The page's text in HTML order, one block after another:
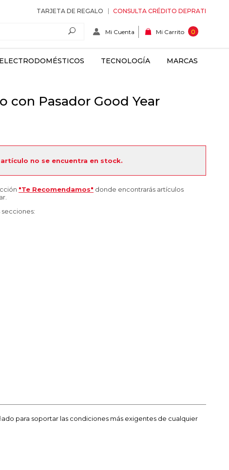
TARJETA DE REGALO CONSULTA CRÉDITO DEPRATI
Mi Cuenta Mi Carrito 0
ELECTRODOMÉSTICOS TECNOLOGÍA MARCAS
con Pasador Good Year
no se encuentra en stock.
"Te Recomendamos" donde encontrarás artículos
para soportar las condiciones más exigentes de cualquier